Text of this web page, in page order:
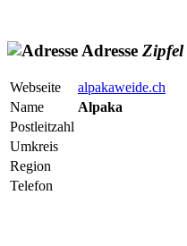
Adresse Zipfel
Webseite
alpakaweide.ch
Name
Alpaka
Postleitzahl
Umkreis
Region
Telefon